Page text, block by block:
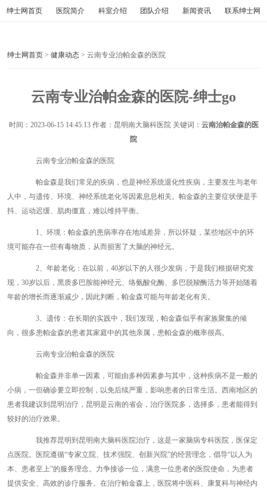
绅士网首页 医院简介 科室介绍 团队介绍 新闻资讯 联系绅士网
绅士网首页 > 健康动态 > 云南专业治帕金森的医院
云南专业治帕金森的医院-绅士go
时间： 2023-06-15 14:45:13作者：昆明南大脑科医院 关键词： 云南治帕金森的医
院
云南专业治帕金森的医院
帕金森是我们常见的疾病，也是神经系统退化性疾病，主要发生与老年
人中，与遗传、环境、神经系统老化等因素息息相关。帕金森的主要症状便是手
抖、运动迟缓、肌肉僵直，难以维持平衡。
1、环境：帕金森的患病率存在地域差异，所以怀疑，某些地区中的环
境可能存在一些有毒物质，从而损害了大脑的神经元。
2、年龄老化：在以前，40岁以下的人很少发病，于是我们根据研究发
现，30岁以后，黑质多巴胺能神经元、络氨酸化酶、多巴脱羧酶活力等开始随着
年龄的增长而逐渐减少，因此判断，帕金森可能与年龄老化有关。
3、遗传：在长期的实践中，我们发现，帕金森似乎有家族聚集的倾
向，很多患帕金森的患者其家庭中的其他亲属，患帕金森的概率很高。
云南专业治帕金森的医院
帕金森并非单一因素，可能由多种因素参与其中，这种疾病不是一般的
小病，一但确诊要立即控制，以免后续严重，影响患者的日常生活。西南地区的
患者我建议到昆明治疗，昆明是云南的省会，治疗医院多，选择多，患者能得到
较好的治疗效果。
我推荐昆明到昆明南大脑科医院治疗，这是一家脑病专科医院，医保定
点医院。医院遵循“专家立院、技术强院、创新兴院”的经营理念，倡导“以人为
本、患者至上”的服务理念。力争接诊一位，满意一位患者的医院使命，为患者
提供安全、高效的诊疗服务。在治疗帕金森上，医院将中医科、康复科与神经内